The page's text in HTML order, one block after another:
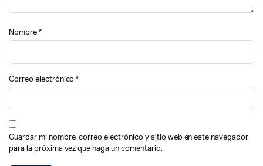
Nombre *
Correo electrónico*
Guardar mi nombre, correo electrónico y sitio web en este navegador
para la próxima vez que haga un comentario.